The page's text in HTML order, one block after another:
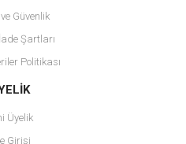
Güvenlik
Şartları
Politikası
Üyelik
Girişi